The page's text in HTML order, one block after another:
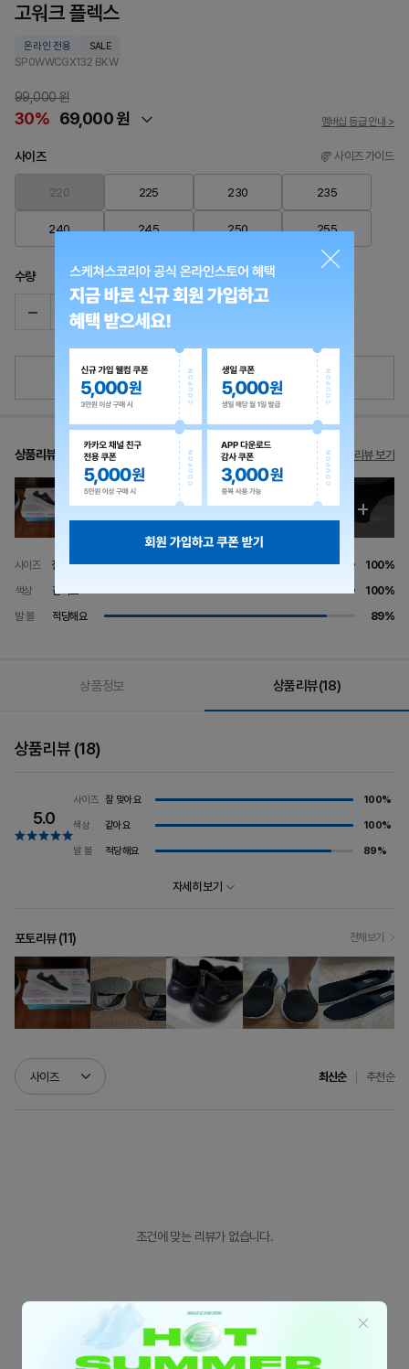
고워크 플렉스
온라인 전용 SALE
SP0WWCGX132 BKW
99,000 원
30% 69,000 원 멤버십 등급 안내 >
사이즈 사이즈 가이드
220 225 230 235
240 245 250 255
수량
재입고 알림 신청
상품리뷰 18개 리뷰 보기
사이즈 잘 맞아요
100%
색상
같아요
100%
발 볼
적당해요 89%
상품정보 상품리뷰(18)
상품리뷰 (18)
5.0
사이즈 잘 맞아요 100%
색상 같아요 100%
발 볼 적당해요 89%
자세히 보기
포토리뷰 (11) 전체보기
사이즈 최신순 추천순
조건에 맞는 리뷰가 없습니다.